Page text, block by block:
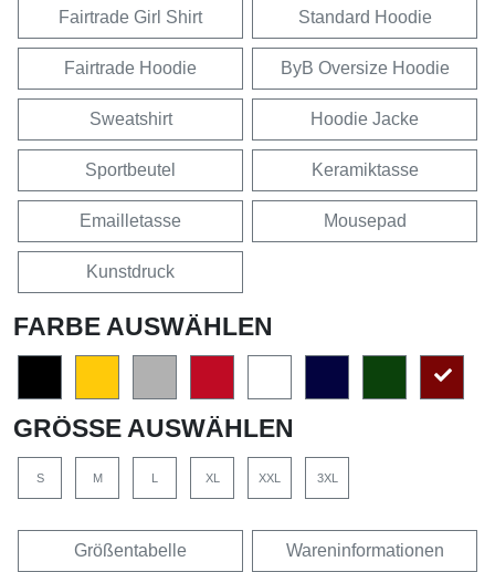
Fairtrade Girl Shirt Standard Hoodie
Fairtrade Hoodie ByB Oversize Hoodie
Sweatshirt Hoodie Jacke
Sportbeutel Keramiktasse
Emailletasse Mousepad
Kunstdruck
FARBE AUSWÄHLEN
GRÖSSE AUSWÄHLEN
S M L XL XXL 3XL
Größentabelle Wareninformationen